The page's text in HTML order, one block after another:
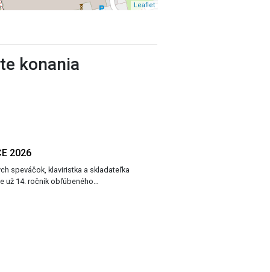
Leaflet
konania
2026
speváčok, klaviristka a skladateľka
už 14. ročník obľúbeného…